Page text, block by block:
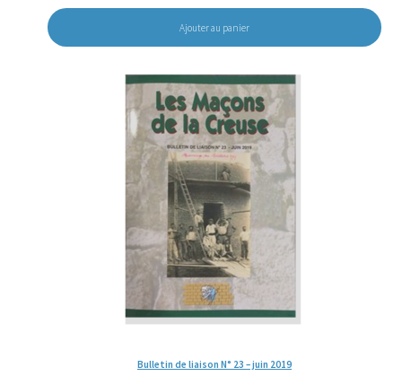
Ajouter au panier
Bulletin de liaison N° 23 – juin 2019